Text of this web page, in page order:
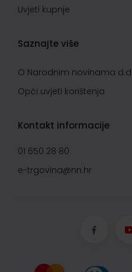
Uvjeti kupnje
Saznajte više
O Narodnim novinama d.d.
Opći uvjeti korištenja
Kontakt informacije
01 650 28 80
e-trgovina@nn.hr